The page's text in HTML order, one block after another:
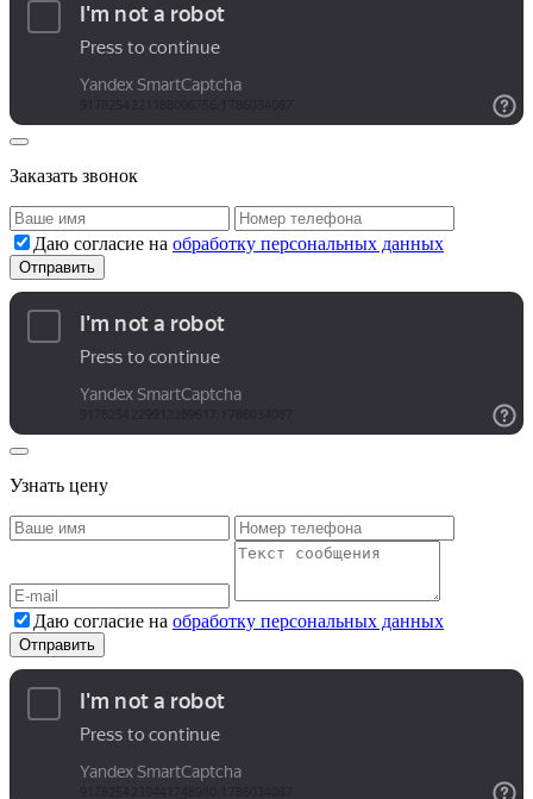
Заказать звонок
Даю согласие на обработку персональных данных
Узнать цену
Даю согласие на обработку персональных данных